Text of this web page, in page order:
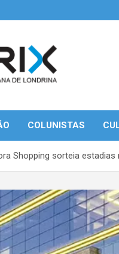
COLUNISTAS
Shopping sorteia